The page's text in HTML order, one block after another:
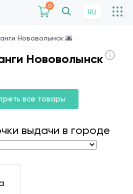
0
RU
Нововолынск 🌆
Нововолынск
все товары
выдачи в городе